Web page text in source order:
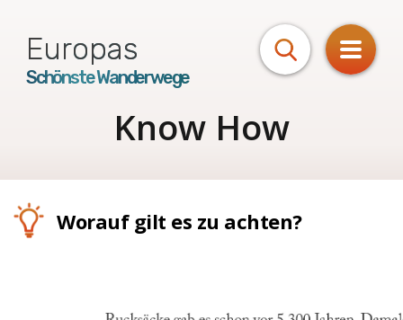
Europas
Schönste Wanderwege
Know How
Worauf gilt es zu achten?